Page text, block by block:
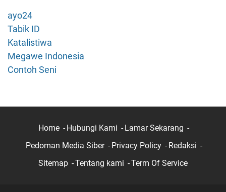
ayo24
Tabik ID
Katalistiwa
Megawe Indonesia
Contoh Seni
Home Hubungi Kami
Lamar Sekarang
Pedoman Media Siber
Privacy Policy
Redaksi
Sitemap
Tentang kami Term Of Service